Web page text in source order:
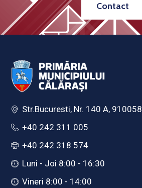
Contact
Str.Bucuresti, Nr. 140 A, 910058
+40 242 311 005
+40 242 318 574
Luni - Joi 8:00 - 16:30
Vineri 8:00 - 14:00